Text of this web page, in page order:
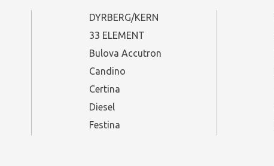
DYRBERG/KERN
33 ELEMENT
Bulova Accutron
Candino
Certina
Diesel
Festina